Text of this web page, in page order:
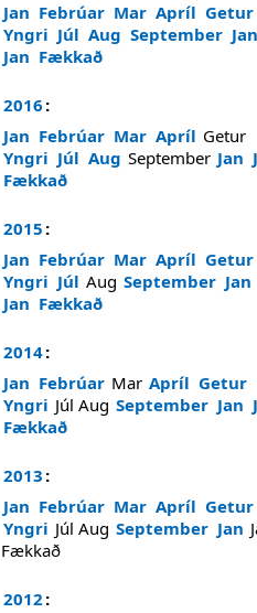
Jan Febrúar Mar Apríl Getur
Yngri Júl Aug September Jan
Jan Fækkað
2016 :
Jan Febrúar Mar Apríl Getur
Yngri Júl Aug September Jan
Fækkað
2015 :
Jan Febrúar Mar Apríl Getur
Yngri Júl Aug September Jan
Jan Fækkað
2014:
Jan Febrúar Mar Apríl Getur
Yngri Júl Aug September Jan
Fækkað
2013 :
Jan Febrúar Mar Apríl Getur
Yngri Júl Aug September Jan
Fækkað
2012 :